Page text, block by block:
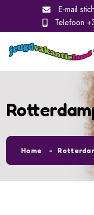
E-mail
Telefoon
Home